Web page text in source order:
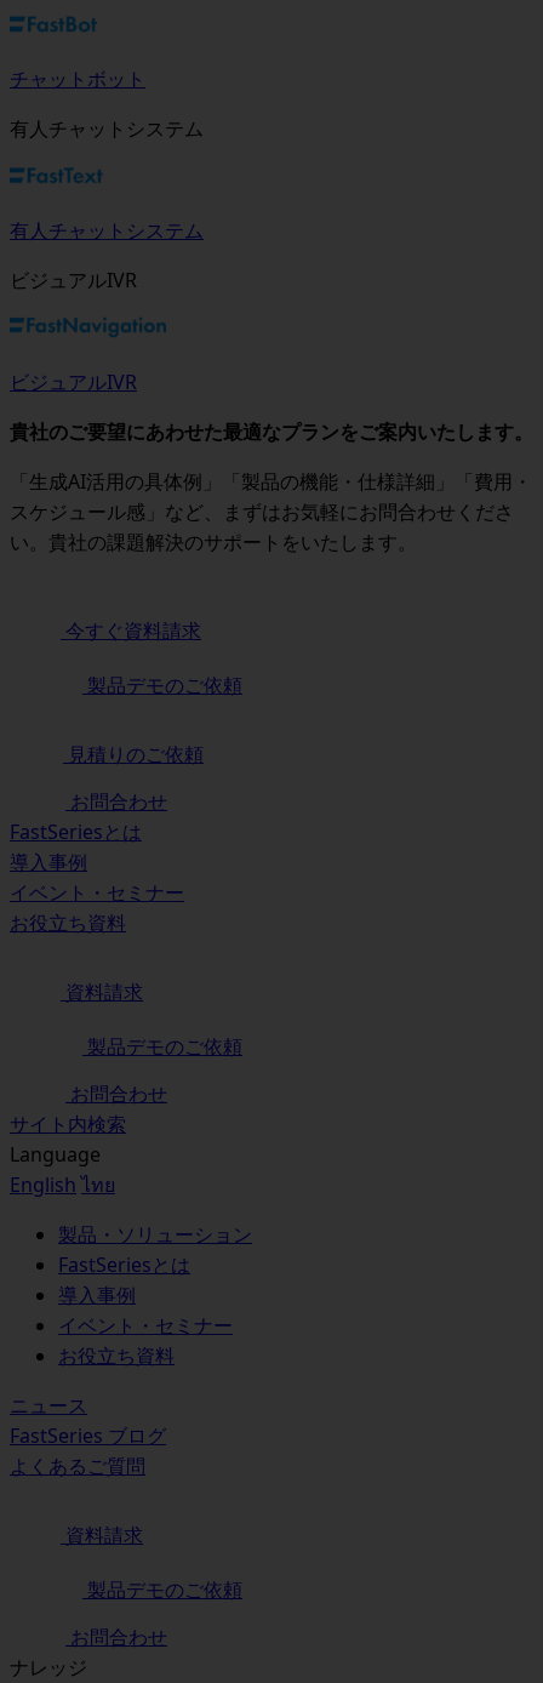
チャットボット
有人チャットシステム
有人チャットシステム
ビジュアルIVR
ビジュアルIVR
貴社のご要望にあわせた最適なプランをご案内いたします。
「生成AI活用の具体例」「製品の機能・仕様詳細」「費用・
スケジュール感」など、まずはお気軽にお問合わせくださ
い。貴社の課題解決のサポートをいたします。
今すぐ資料請求
製品デモのご依頼
見積りのご依頼
お問合わせ
FastSeriesとは
導入事例
イベント・セミナー
お役立ち資料
資料請求
製品デモのご依頼
お問合わせ
サイト内検索
Language
English ไทย
製品・ソリューション
FastSeriesとは
導入事例
イベント・セミナー
お役立ち資料
ニュース
FastSeries ブログ
よくあるご質問
資料請求
製品デモのご依頼
お問合わせ
ナレッジ